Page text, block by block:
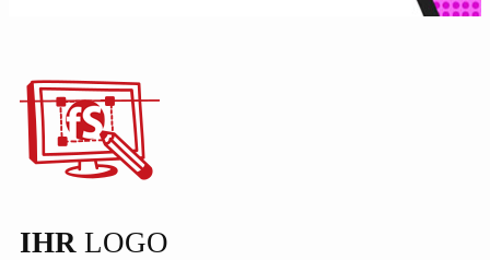
IHR LOGO